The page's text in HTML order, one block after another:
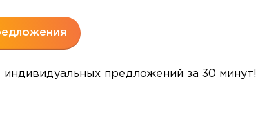
индивидуальных предложений за 30 минут!